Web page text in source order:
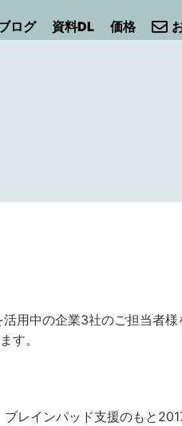
ログ 資料DL 価格
用中の企業3社のご担当者様
す。
レインパッド支援のもと